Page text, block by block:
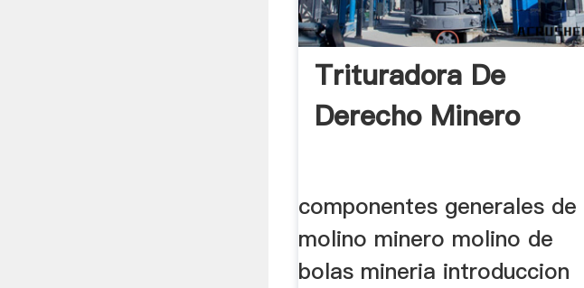
Trituradora De
Derecho Minero
componentes generales de
molino minero molino de
bolas mineria introduccion